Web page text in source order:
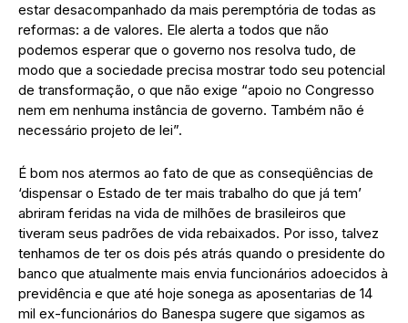
estar desacompanhado da mais peremptória de todas as
reformas: a de valores. Ele alerta a todos que não
podemos esperar que o governo nos resolva tudo, de
modo que a sociedade precisa mostrar todo seu potencial
de transformação, o que não exige “apoio no Congresso
nem em nenhuma instância de governo. Também não é
necessário projeto de lei”.
É bom nos atermos ao fato de que as conseqüências de
‘dispensar o Estado de ter mais trabalho do que já tem’
abriram feridas na vida de milhões de brasileiros que
tiveram seus padrões de vida rebaixados. Por isso, talvez
tenhamos de ter os dois pés atrás quando o presidente do
banco que atualmente mais envia funcionários adoecidos à
previdência e que até hoje sonega as aposentarias de 14
mil ex-funcionários do Banespa sugere que sigamos as